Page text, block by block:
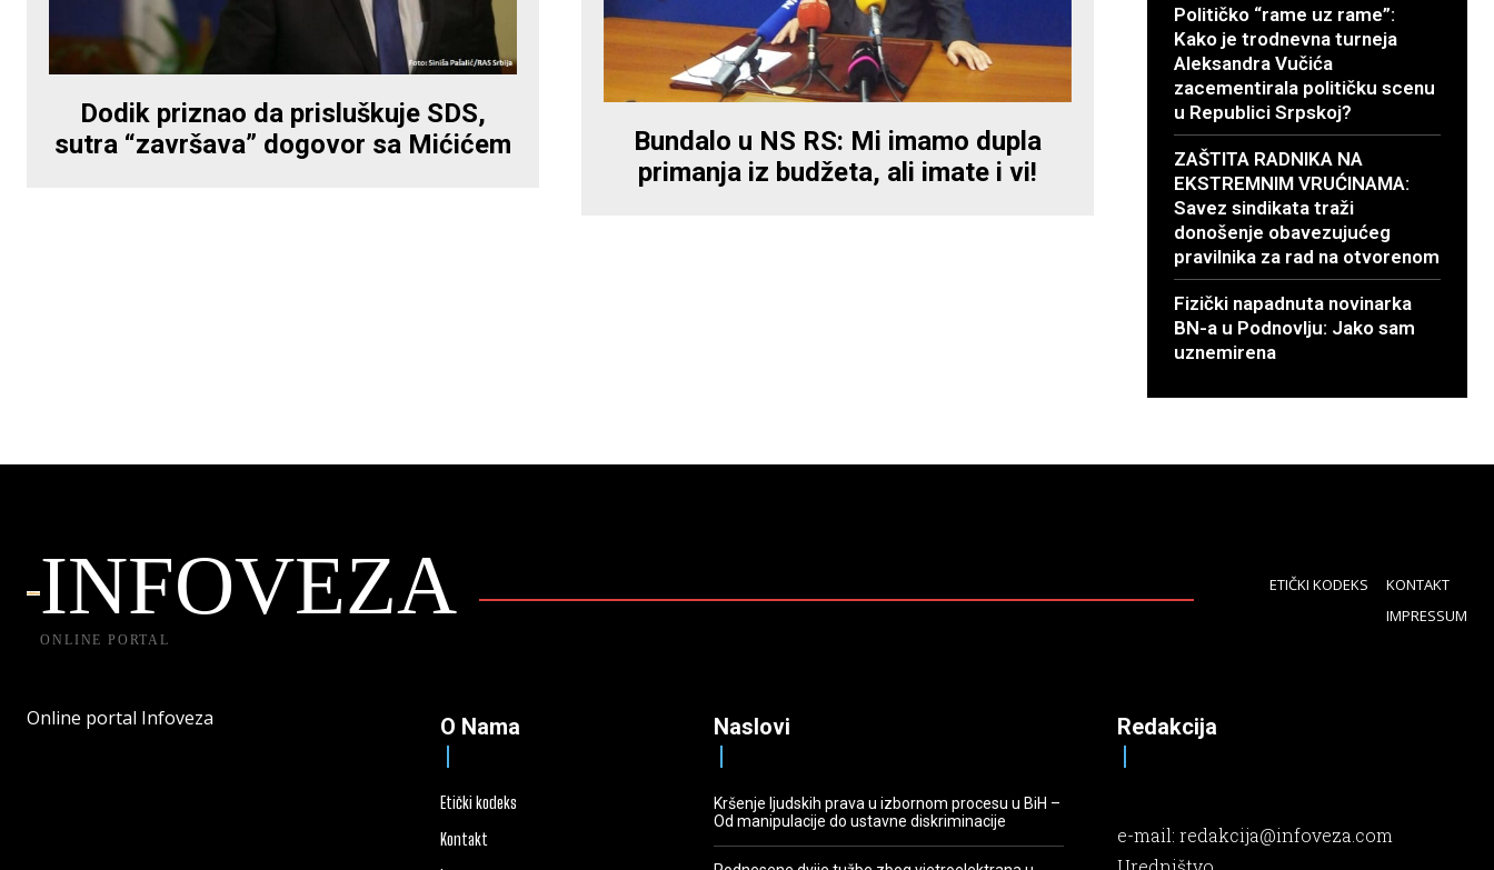
Dodik priznao da prisluškuje SDS,
sutra “završava” dogovor sa Mićićem
Bundalo u NS RS: Mi imamo dupla
primanja iz budžeta, ali imate i vi!
Političko “rame uz rame”:
Kako je trodnevna turneja
Aleksandra Vučića
zacementirala političku scenu
u Republici Srpskoj?
ZAŠTITA RADNIKA NA
EKSTREMNIM VRUĆINAMA:
Savez sindikata traži
donošenje obavezujućeg
pravilnika za rad na otvorenom
Fizički napadnuta novinarka
BN-a u Podnovlju: Jako sam
uznemirena
INFOVEZA
ONLINE PORTAL
ETIČKI KODEKS
KONTAKT
IMPRESSUM
Online portal Infoveza O Nama
Etički kodeks
Kontakt
Naslovi
Kršenje ljudskih prava u izbornom procesu u BiH –
Od manipulacije do ustavne diskriminacije
Redakcija
e-mail:redakcija@infoveza.com